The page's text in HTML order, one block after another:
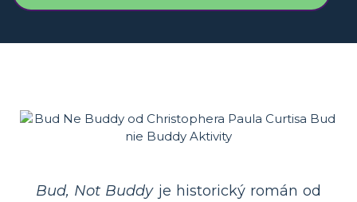
Bud, Not Buddyje historický román od